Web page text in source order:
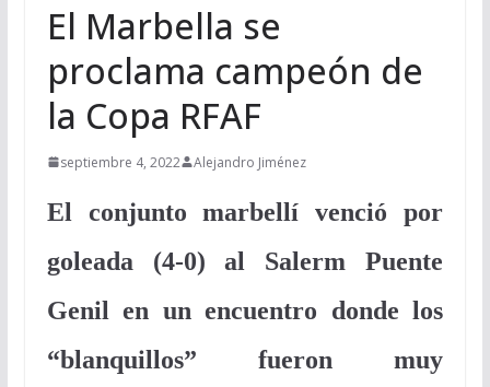
El Marbella se
proclama campeón de
la Copa RFAF
septiembre 4, 2022 Alejandro Jiménez
El conjunto marbellí venció por
goleada (4-0) al Salerm Puente
Genil en un encuentro donde los
“blanquillos” fueron muy